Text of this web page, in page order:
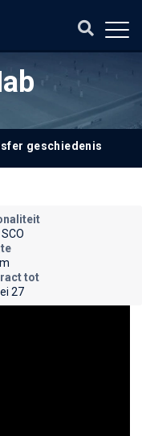
geschiedenis
SCO
tot
27